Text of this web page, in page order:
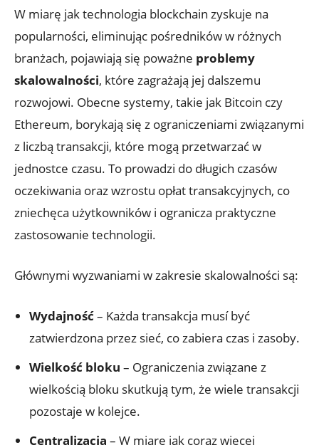
W miarę jak technologia blockchain zyskuje na
popularności, eliminując pośredników w różnych
branżach, pojawiają się‍ poważne problemy
skalowalności, które zagrażają jej dalszemu
rozwojowi. Obecne systemy, takie ‍jak Bitcoin czy
Ethereum, borykają ‍się ​z ograniczeniami związanymi
z liczbą transakcji, które mogą ‌przetwarzać w
jednostce czasu. To prowadzi do długich ⁤czasów
oczekiwania oraz wzrostu​ opłat transakcyjnych, co
zniechęca użytkowników i ogranicza‍ praktyczne
zastosowanie technologii.
Głównymi wyzwaniami w zakresie skalowalności są:
Wydajność– Każda transakcja musí być
zatwierdzona przez sieć, co zabiera czas i zasoby.
Wielkość bloku – Ograniczenia związane z
wielkością bloku⁣ skutkują tym, że wiele transakcji
pozostaje w kolejce.
Centralizacja – W miarę jak‍ coraz więcej